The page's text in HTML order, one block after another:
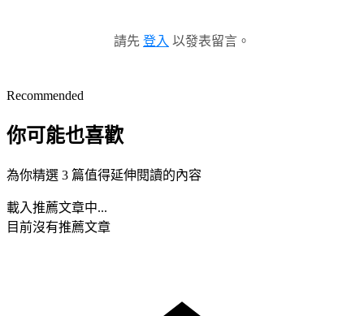
請先 登入 以發表留言。
Recommended
你可能也喜歡
為你精選 3 篇值得延伸閱讀的內容
載入推薦文章中...
目前沒有推薦文章